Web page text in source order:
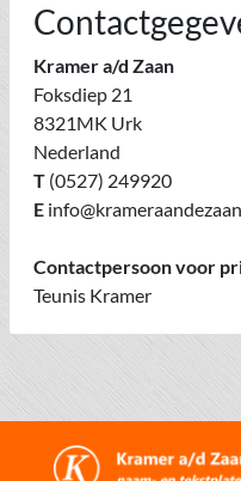
Kramer a/d Zaan
Foksdiep 21
8321MK Urk
Nederland
T (0527) 249920
E
Contactpersoon voor
Teunis Kramer